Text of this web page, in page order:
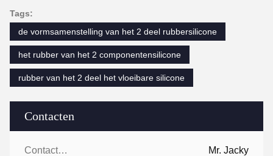
Contacten
Contacten: Mr. Jacky
Tags:
de vormsamenstelling van het 2 deel rubbersilicone
het rubber van het 2 componentensilicone
rubber van het 2 deel het vloeibare silicone